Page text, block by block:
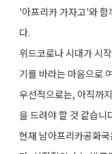
'아프리카 가자고'와 함
다.
위드코로나 시대가 시
기를 바라는 마음으로
우선적으로는, 아직까
을 드려야 할 것 같습니
현재 남아프리카공화